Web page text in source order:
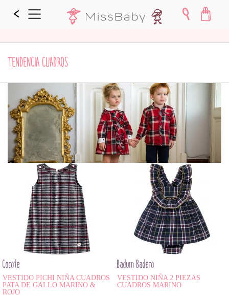
TENDENCIA CUADROS
Cocote
VESTIDO PICHI NIÑA CUADROS
PATA DE GALLO MARINO &
ROJO
Badum Badero
VESTIDO NIÑA 2 PIEZAS
CUADROS MARINO